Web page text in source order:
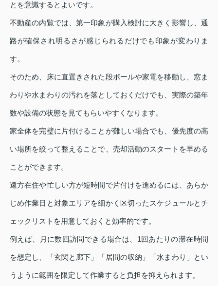
とを意識するとよいです。
不動産の内覧では、第一印象が購入検討に大きく影響し、通
路が確保され明るさが感じられるだけでも印象が変わりま
す。
そのため、床に直置きされた段ボールや家電を移動し、窓ま
わりや水まわりの汚れを落としておくだけでも、実際の築年
数や設備の状態を見てもらいやすくなります。
家全体を完璧に片付けることが難しい場合でも、優先度の高
い場所を絞って整えることで、売却活動のスタートを早める
ことができます。
遠方在住や忙しい方が短時間で片付けを進めるには、あらか
じめ作業日と対象エリアを細かく区切ったスケジュールとチ
ェックリストを用意しておくと効率的です。
例えば、月に数回訪問できる場合は、1回あたりの滞在時間
を想定し、「玄関と廊下」「居間の収納」「水まわり」とい
うように範囲を限定して作業すると負担を抑えられます。